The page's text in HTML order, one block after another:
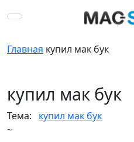
Главная купил мак бук
купил мак бук
Тема:
купил мак бук
~